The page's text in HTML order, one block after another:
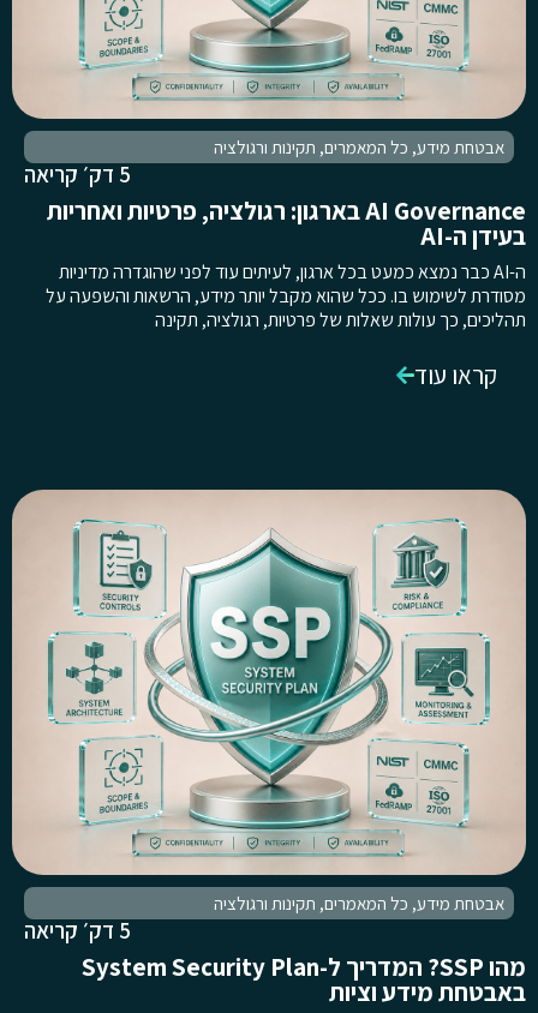
אבטחת מידע, כל המאמרים, תקינות ורגולציה
5 דק׳ קריאה
AI Governance בארגון: רגולציה, פרטיות ואחריות
בעידן ה-AI
ה-AI כבר נמצא כמעט בכל ארגון, לעיתים עוד לפני שהוגדרה מדיניות
מסודרת לשימוש בו. ככל שהוא מקבל יותר מידע, הרשאות והשפעה על
תהליכים, כך עולות שאלות של פרטיות, רגולציה, תקינה
קראו עוד
אבטחת מידע, כל המאמרים, תקינות ורגולציה
5 דק׳ קריאה
מהו SSP? המדריך ל-System Security Plan
באבטחת מידע וציות